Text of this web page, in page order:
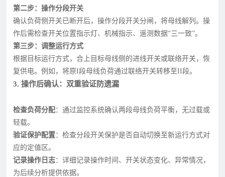
第二步：操作分段开关
确认负荷侧开关已断开后，操作分段开关分闸，将母线解列。操
作后需检查开关位置指示灯、机械指示、遥测数据“三一致”。
第三步：调整运行方式
根据目标运行方式，合上目标母线侧的进线开关或联络开关，恢
复供电。例如，将原I段母线负荷通过联络开关转移至II段。
3. 操作后确认：双重验证防遗漏
检查负荷分配：通过监控系统确认两段母线负荷平衡，无过载或
轻载。
验证保护配置：检查分段开关保护是否自动切换至新运行方式对
应的定值区。
记录操作日志：详细记录操作时间、开关状态变化、异常情况，
为后续分析提供依据。